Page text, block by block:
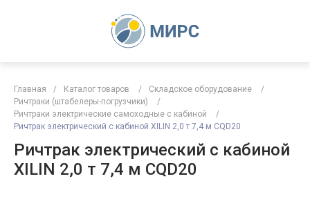
Главная / Каталог товаров / Складское оборудование
/
Ричтраки (штабелеры-погрузчики)
/
Ричтраки электрические самоходные с кабиной
/
Ричтрак электрический с кабиной XILIN 2,0 т 7,4 м CQD20
Ричтрак электрический с кабиной
XILIN 2,0 т 7,4 м CQD20